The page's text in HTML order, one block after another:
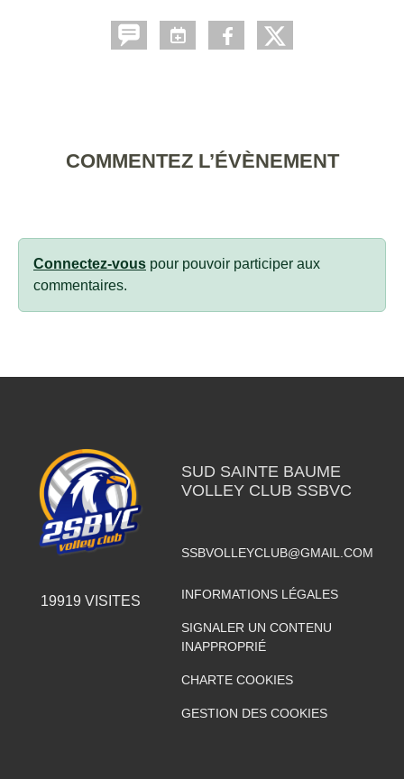
COMMENTEZ L’ÉVÈNEMENT
Connectez-vous pour pouvoir participer aux
commentaires.
19919 VISITES
SUD SAINTE BAUME
VOLLEY CLUB SSBVC
SSBVOLLEYCLUB@GMAIL.COM
INFORMATIONS LÉGALES
SIGNALER UN CONTENU
INAPPROPRIÉ
CHARTE COOKIES
GESTION DES COOKIES